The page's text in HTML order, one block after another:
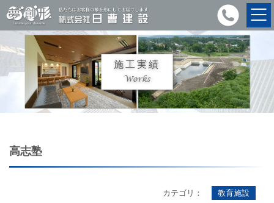
施工実績
Works
高志塾
カテゴリ： 教育施設